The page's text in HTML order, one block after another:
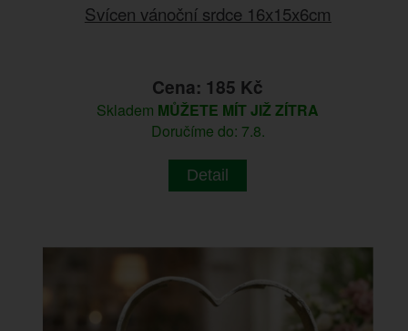
Svícen vánoční srdce 16x15x6cm
Cena: 185 Kč
Skladem MŮŽETE MÍT JIŽ ZÍTRA
Doručíme do: 7.8.
Detail